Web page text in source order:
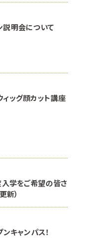
説明会について
ッグ顔カット講座
学をご希望の皆さ
新）
キャンパス！